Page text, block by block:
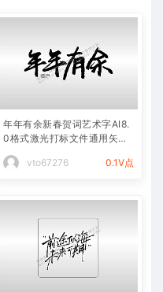
年年有余新春贺词艺术字AI8.
0格式激光打标文件通用矢量
图
vto67276
0.1V点